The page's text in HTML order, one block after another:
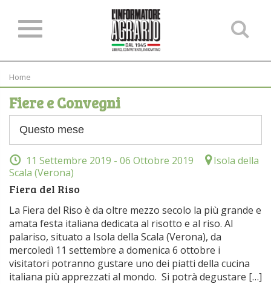
Home
Fiere e Convegni
11 Settembre 2019 - 06 Ottobre 2019
Isola della
Scala (Verona)
Fiera del Riso
La Fiera del Riso è da oltre mezzo secolo la più grande e
amata festa italiana dedicata al risotto e al riso. Al
palariso, situato a Isola della Scala (Verona), da
mercoledì 11 settembre a domenica 6 ottobre i
visitatori potranno gustare uno dei piatti della cucina
italiana più apprezzati al mondo. Si potrà degustare […]